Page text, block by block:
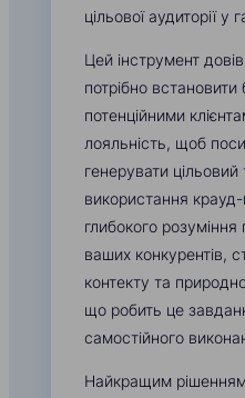
цільової аудиторії у
Цей інструмент
потрібно встановити
потенційними
лояльність, щоб
генерувати
використання
глибокого розуміння
ваших конкурентів,
контекту та
що робить це
самостійного
Найкращим